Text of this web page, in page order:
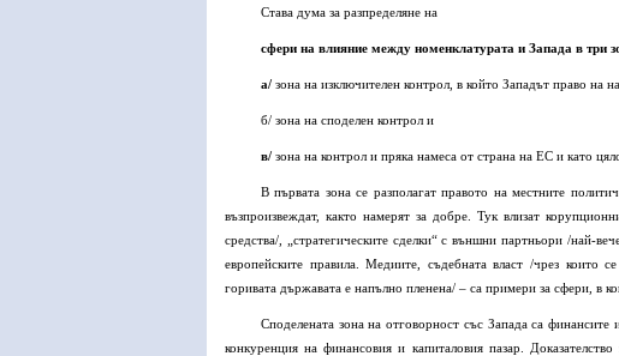
Става дума за разпределяне на
сфери на влияние между номенклатурата и Запада в три
а/ зона на изключителен контрол, в който Западът право на
б/ зона на споделен контрол и
в/ зона на контрол и пряка намеса от страна на ЕС и като
В първата зона се разполагат правото на местните
възпроизвеждат, както намерят за добре. Тук влизат
средства/, „стратегическите сделки“ с външни партньори /най-
европейските правила. Медиите, съдебната власт /чрез които
горивата държавата е напълно пленена/ – са примери за сфери, в
Споделената зона на отговорност със Запада са
конкуренция на финансовия и капиталовия пазар.